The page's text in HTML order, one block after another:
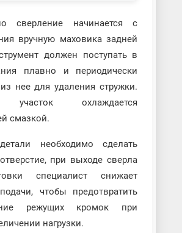
сверление начинается с
вручную маховика задней
должен поступать в
плавно и периодически
нее для удаления стружки.
участок охлаждается
смазкой.
необходимо сделать
при выходе сверла
специалист снижает
чтобы предотвратить
режущих кромок при
нагрузки.